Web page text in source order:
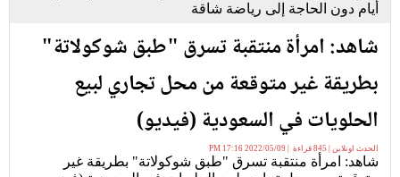
أيام دون الحاجة إلى رياضة شاقة
شاهد: امرأة منتقبة تسرق "طبق شوكولاتة"
بطريقة غير متوقعة من محل تجاري لبيع
الحلويات في السعودية (فيديو)
الحدث اونلاين | 845 قراءة | 2022/05/09 17:16 PM
شاهد: امرأة منتقبة تسرق "طبق شوكولاتة" بطريقة غير